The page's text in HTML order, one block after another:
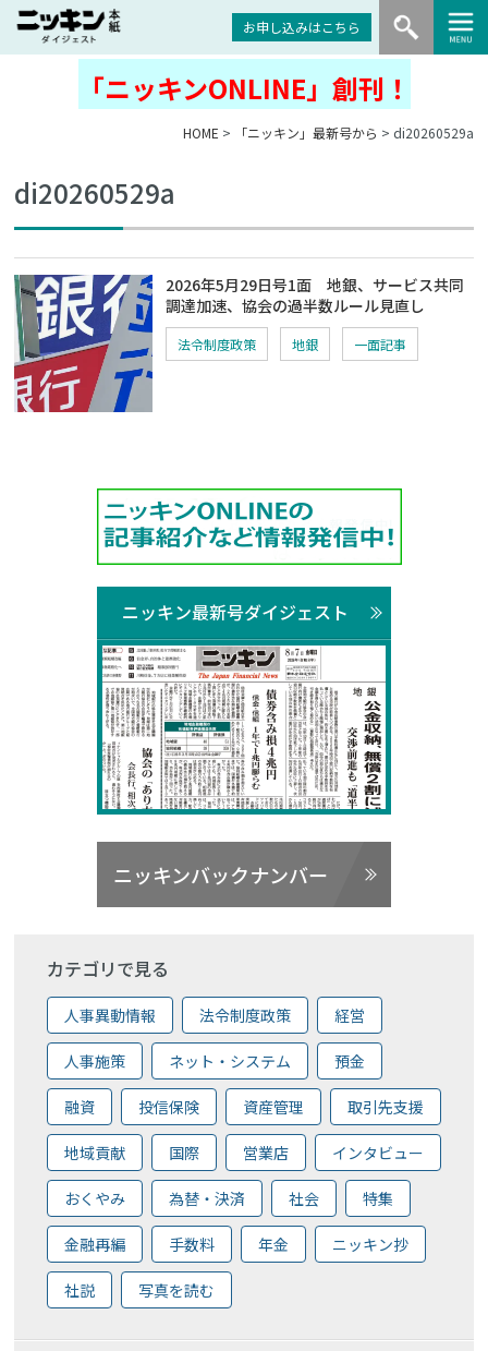
お申し込みはこちら
「ニッキンONLINE」創刊！
HOME > 「ニッキン」最新号から > di20260529a
di20260529a
2026年5月29日号1面 地銀、サービス共同
調達加速、協会の過半数ルール見直し
法令制度政策 地銀 一面記事
ニッキン最新号ダイジェスト
ニッキンバックナンバー
カテゴリで見る
人事異動情報 法令制度政策 経営
人事施策 ネット・システム 預金
融資 投信保険 資産管理 取引先支援
地域貢献 国際 営業店 インタビュー
おくやみ 為替・決済 社会 特集
金融再編 手数料 年金 ニッキン抄
社説 写真を読む